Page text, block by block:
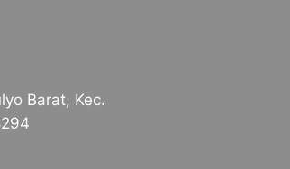
Barat, Kec.